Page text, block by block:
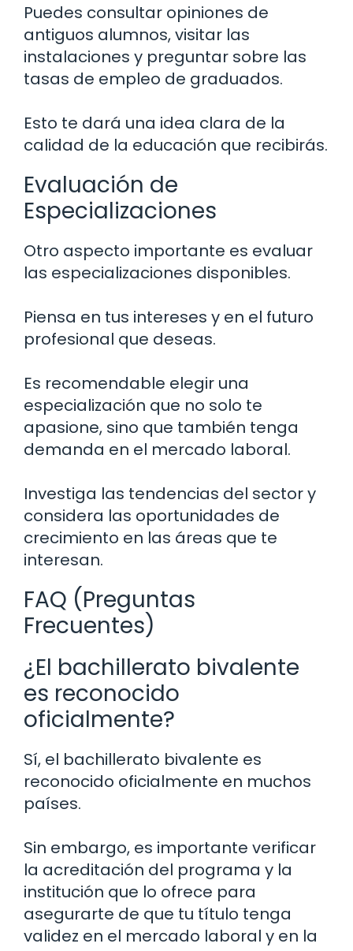
Puedes consultar opiniones de
antiguos alumnos, visitar las
instalaciones y preguntar sobre las
tasas de empleo de graduados.
Esto te dará una idea clara de la
calidad de la educación que recibirás.
Evaluación de
Especializaciones
Otro aspecto importante es evaluar
las especializaciones disponibles.
Piensa en tus intereses y en el futuro
profesional que deseas.
Es recomendable elegir una
especialización que no solo te
apasione, sino que también tenga
demanda en el mercado laboral.
Investiga las tendencias del sector y
considera las oportunidades de
crecimiento en las áreas que te
interesan.
FAQ (Preguntas
Frecuentes)
¿El bachillerato bivalente
es reconocido
oficialmente?
Sí, el bachillerato bivalente es
reconocido oficialmente en muchos
países.
Sin embargo, es importante verificar
la acreditación del programa y la
institución que lo ofrece para
asegurarte de que tu título tenga
validez en el mercado laboral y en la